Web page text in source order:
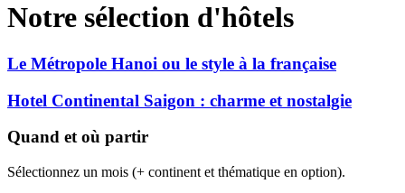
Notre sélection d'hôtels
Le Métropole Hanoi ou le style à la française
Hotel Continental Saigon : charme et nostalgie
Quand et où partir
Sélectionnez un mois (+ continent et thématique en option).